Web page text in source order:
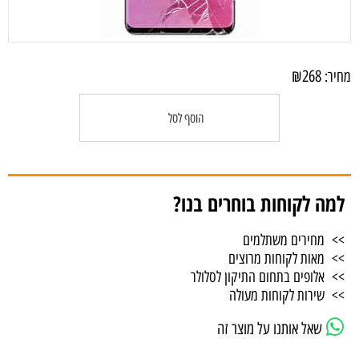
מחיר: ₪268
הוסף לסל
למה לקוחות בוחרים בנו?
>> מחירים משתלמים
>> מאות לקוחות מרוצים
>> אלופים בתחום התיקון לסלולר
>> שירות לקוחות מעולה
שאל אותנו על מוצר זה